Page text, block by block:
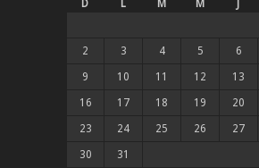
D L M M J
2 3 4 5 6
9 10 11 12 13
16 17 18 19 20
23 24 25 26 27
30 31